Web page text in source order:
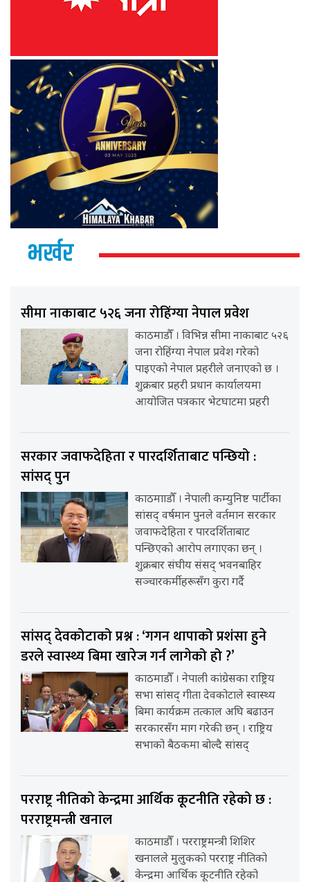
भर्खर
सीमा नाकाबाट ५२६ जना रोहिंग्या नेपाल प्रवेश
काठमाडौँ । विभिन्न सीमा नाकाबाट ५२६
जना रोहिंग्या नेपाल प्रवेश गरेको
पाइएको नेपाल प्रहरीले जनाएको छ ।
शुक्रबार प्रहरी प्रधान कार्यालयमा
आयोजित पत्रकार भेटघाटमा प्रहरी
सरकार जवाफदेहिता र पारदर्शिताबाट पन्छियो :
सांसद् पुन
काठमााडौँ । नेपाली कम्युनिष्ट पार्टीका
सांसद् वर्षमान पुनले वर्तमान सरकार
जवाफदेहिता र पारदर्शिताबाट
पन्छिएको आरोप लगाएका छन् ।
शुक्रबार संघीय संसद् भवनबाहिर
सञ्चारकर्मीहरूसँग कुरा गर्दै
सांसद् देवकोटाको प्रश्न : ‘गगन थापाको प्रशंसा हुने
डरले स्वास्थ्य बिमा खारेज गर्न लागेको हो ?’
काठमाडौँ । नेपाली कांग्रेसका राष्ट्रिय
सभा सांसद् गीता देवकोटाले स्वास्थ्य
बिमा कार्यक्रम तत्काल अघि बढाउन
सरकारसँग माग गरेकी छन् । राष्ट्रिय
सभाको बैठकमा बोल्दै सांसद्
परराष्ट्र नीतिको केन्द्रमा आर्थिक कूटनीति रहेको छ :
परराष्ट्रमन्त्री खनाल
काठमाडौँ । परराष्ट्रमन्त्री शिशिर
खनालले मुलुकको परराष्ट्र नीतिको
केन्द्रमा आर्थिक कूटनीति रहेको